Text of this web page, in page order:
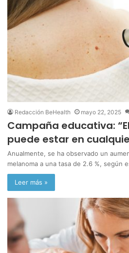
Redacción BeHealth mayo 22, 2025
Campaña educativa:
puede estar en
Anualmente, se ha observado un
melanoma a una tasa de 2.6 %, según
Leer más »